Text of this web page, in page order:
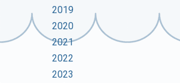
2019
2020
2021
2022
2023